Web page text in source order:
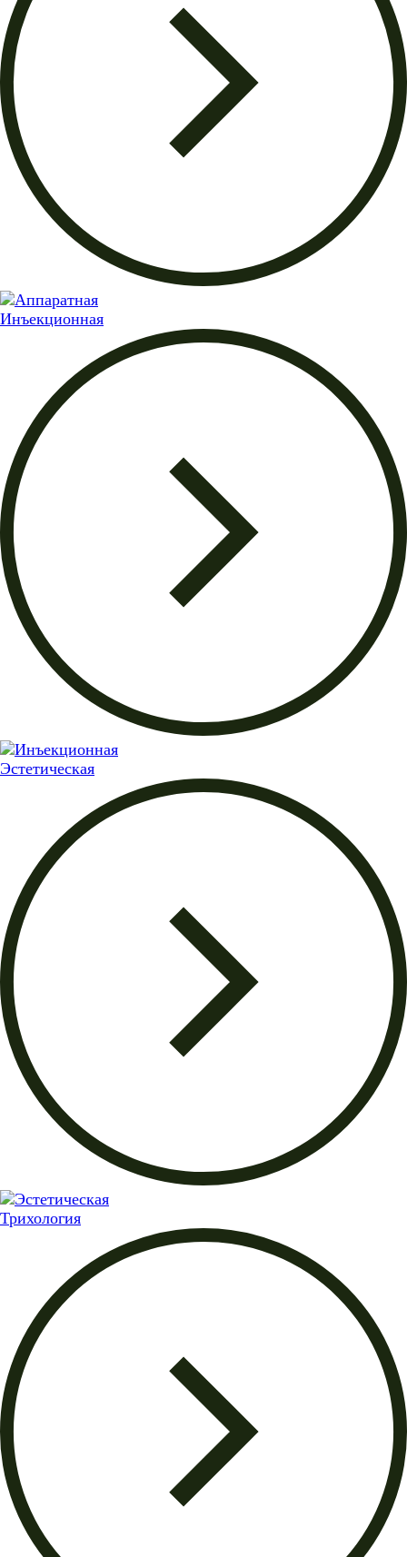
Инъекционная
Эстетическая
Трихология